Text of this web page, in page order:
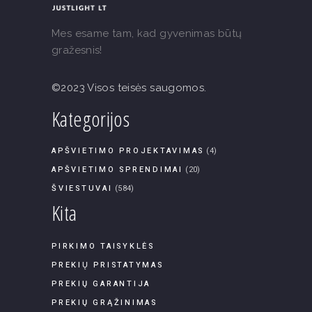
Mes esame tam, kad gyvenimas būtų
gražesnis!
©2023 Visos teisės saugomos.
Kategorijos
APŠVIETIMO PROJEKTAVIMAS (4)
APŠVIETIMO SPRENDIMAI (20)
ŠVIESTUVAI (584)
Kita
PIRKIMO TAISYKLĖS
PREKIŲ PRISTATYMAS
PREKIŲ GARANTIJA
PREKIŲ GRĄŽINIMAS